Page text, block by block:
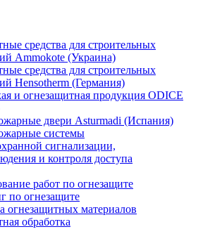
средства для строительных
Ammokote (Украина)
средства для строительных
Hensotherm (Германия)
и огнезащитная продукция ODICE
двери Asturmadi (Испания)
системы
сигнализации,
и контроля доступа
работ по огнезащите
по огнезащите
огнезащитных материалов
обработка